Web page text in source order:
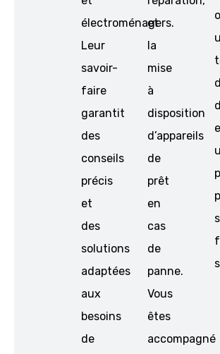
électroménagers.
Leur
savoir-
faire
garantit
des
conseils
précis
et
des
solutions
adaptées
aux
besoins
de
et
la
mise
à
disposition
d’appareils
de
prêt
en
cas
de
panne.
Vous
êtes
accompagné